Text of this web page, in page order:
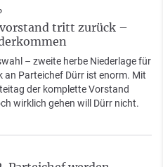
tritt zurück –
– zweite herbe Niederlage für
an Parteichef Dürr ist enorm. Mit
der komplette Vorstand
wirklich gehen will Dürr nicht.